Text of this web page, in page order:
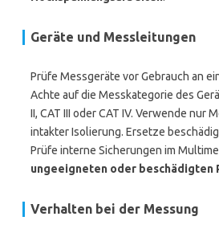
Geräte und Messleitungen
Prüfe Messgeräte vor Gebrauch an
Achte auf die Messkategorie des
II, CAT III oder CAT IV. Verwende nur
intakter Isolierung. Ersetze
Prüfe interne Sicherungen im
ungeeigneten oder beschädigten
Verhalten bei der Messung